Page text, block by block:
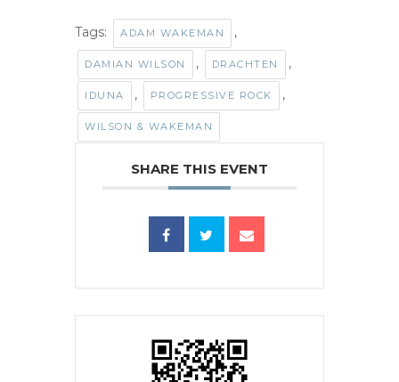
Tags: ADAM WAKEMAN ,
DAMIAN WILSON , DRACHTEN ,
IDUNA , PROGRESSIVE ROCK ,
WILSON & WAKEMAN
SHARE THIS EVENT